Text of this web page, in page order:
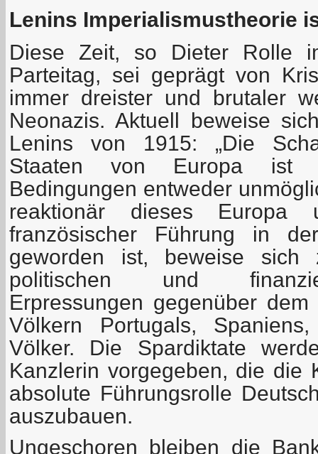
Lenins Imperialismustheorie
Diese Zeit, so Dieter Rolle
Parteitag, sei geprägt von
immer dreister und brutaler
Neonazis. Aktuell beweise
Lenins von 1915: „Die
Staaten von Europa ist
Bedingungen entweder
reaktionär dieses Europa
französischer Führung in
geworden ist, beweise
politischen und
Erpressungen gegenüber
Völkern Portugals,
Völker. Die Spardiktate
Kanzlerin vorgegeben, die die
absolute Führungsrolle
auszubauen.
Ungeschoren bleiben die